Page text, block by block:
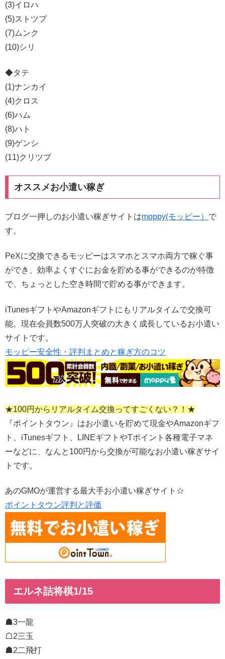
(3)イロハ
(5)ストツプ
(7)ムンク
(10)シリ
◆タテ
(1)ナンカイ
(4)クロス
(6)ハム
(8)ハト
(9)ゲンシ
(11)クリツプ
オススメお小遣い稼ぎ
ブログ一押しのお小遣い稼ぎサイトはmoppy(モッピー） で
す。
PeXに交換できるモッピーはスマホとスマホ両方で稼ぐ事
ができ、効率よくすぐにお金を貯める事ができるのが特徴
で、ちょっとした空き時間で貯める事ができます。
iTunesギフトやAmazonギフトにもリアルタイムで交換可
能。現在会員数500万人突破の大きく成長しているお小遣い
サイトです。
モッピー安全性・評判まとめと稼ぎ方のコツ
★100円からリアルタイム交換ってすごくない？！★
『ポイントタウン』はお小遣いを貯めて現金やAmazonギフ
ト、iTunesギフト、LINEギフトやTポイント各種電子マネ
ーなどに、なんと100円から交換が可能なお小遣い稼ぎサイ
トです。
あのGMOが運営する最大手お小遣い稼ぎサイト☆
ポイントタウン評判と評価
エルネ詰将棋1/15
☗3一龍
☖2三玉
☗2二飛打